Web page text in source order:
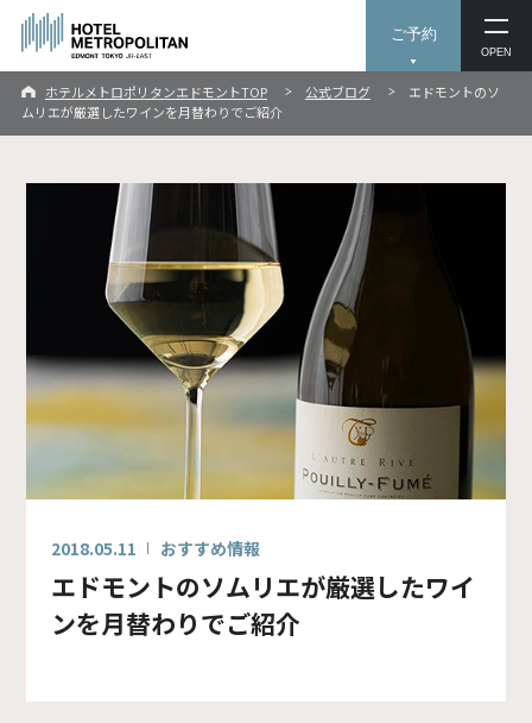
ご予約
OPEN
ホテルメトロポリタンエドモントTOP 公式ブログ
エドモントのソ
ムリエが厳選したワインを月替わりでご紹介
2018.05.11 おすすめ情報
エドモントのソムリエが厳選したワイ
ンを月替わりでご紹介